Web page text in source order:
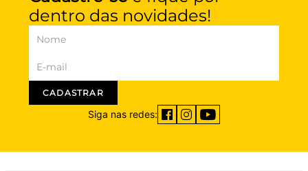
dentro das novidades!
CADASTRAR
Siga nas redes: